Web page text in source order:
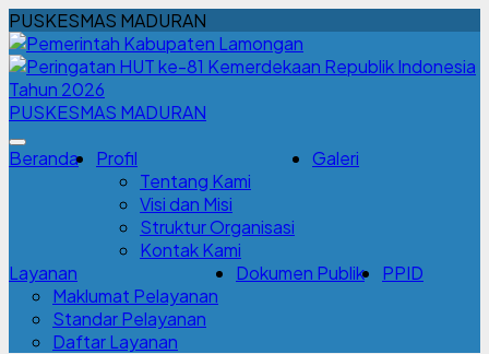
PUSKESMAS MADURAN
PUSKESMAS MADURAN
Beranda
Profil
Tentang Kami
Visi dan Misi
Struktur Organisasi
Kontak Kami
Galeri
Layanan
Maklumat Pelayanan
Standar Pelayanan
Daftar Layanan
Dokumen Publik PPID